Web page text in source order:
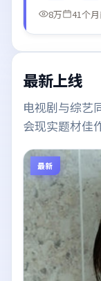
8万
41个
最新上线
电视剧与综艺
会现实题材佳
最新